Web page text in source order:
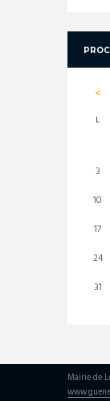
L
3
10
17
24
31
Mairie de